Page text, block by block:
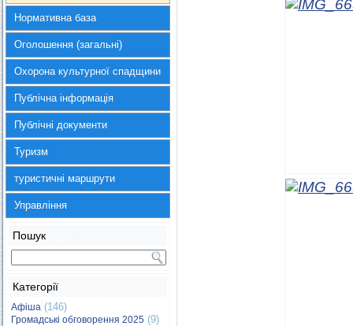
Нормативна база
Оголошення (загальні)
Охорона культурної спадщини
Публічна інформація
Публічні документи
Туризм
туристичні маршрути
Управління
Пошук
Категорії
Афіша (146)
Громадські обговорення 2025 (9)